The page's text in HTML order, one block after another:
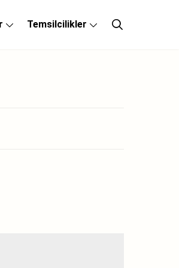
Temsilcilikler